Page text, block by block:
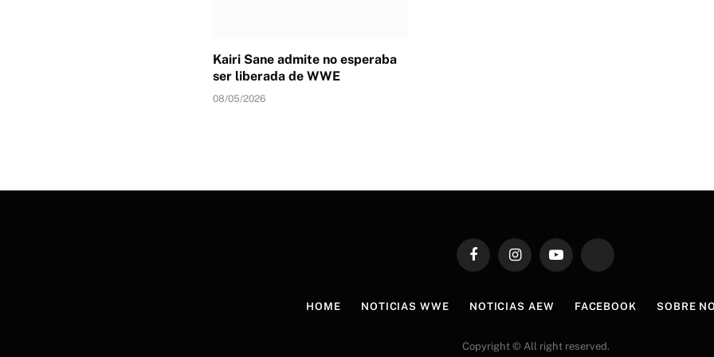
Kairi Sane admite no esperaba
ser liberada de WWE
08/05/2026
FacebookInstagramYouTube TikTok
HOME NOTICIAS WWE NOTICIAS AEW FACEBOOK SOBRE
Copyright © All right reserved.